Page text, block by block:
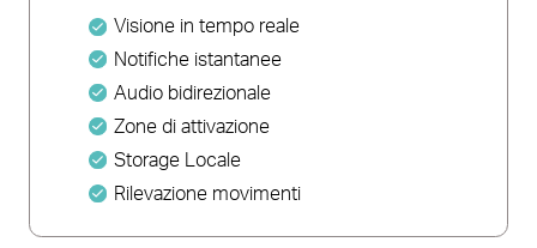
Visione in tempo reale
Notifiche istantanee
Audio bidirezionale
Zone di attivazione
Storage Locale
Rilevazione movimenti